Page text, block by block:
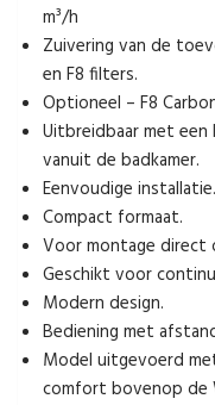
m³/h
Zuivering van de
en F8 filters.
Optioneel – F8
Uitbreidbaar met
vanuit de badkamer.
Eenvoudige installatie.
Compact formaat.
Voor montage direct
Geschikt voor
Modern design.
Bediening met
Model uitgevoerd
comfort bovenop de